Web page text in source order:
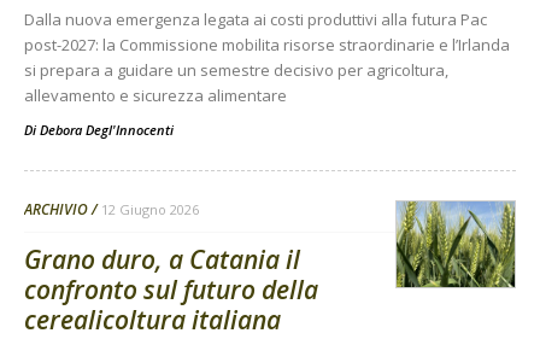
Dalla nuova emergenza legata ai costi produttivi alla futura Pac
post-2027: la Commissione mobilita risorse straordinarie e l’Irlanda
si prepara a guidare un semestre decisivo per agricoltura,
allevamento e sicurezza alimentare
Di Debora Degl'Innocenti
ARCHIVIO 12 Giugno 2026
Grano duro, a Catania il
confronto sul futuro della
cerealicoltura italiana